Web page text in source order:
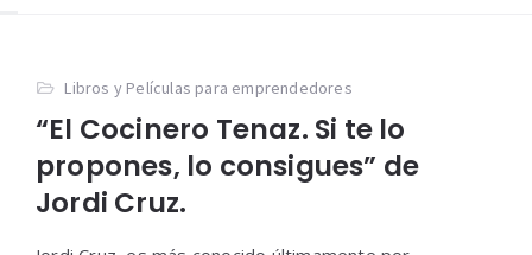
Libros y Películas para emprendedores
“El Cocinero Tenaz. Si te lo
propones, lo consigues” de
Jordi Cruz.